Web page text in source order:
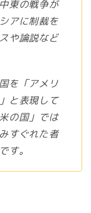
東の戦争が
アに制裁を
や論説など
を「アメリ
と表現して
の国」では
すぐれた者
す。